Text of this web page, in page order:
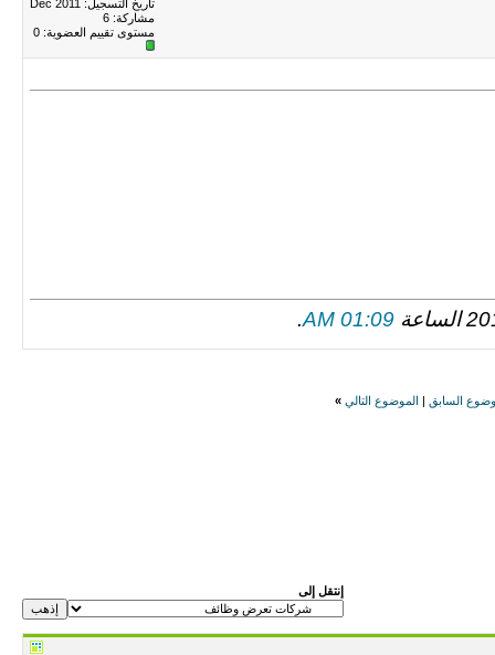
تاريخ التسجيل: Dec 2011
مشاركة: 6
مستوى تقييم العضوية: 0
01:09 AM
.
السابق الموضوع التالي »
إنتقل إلى